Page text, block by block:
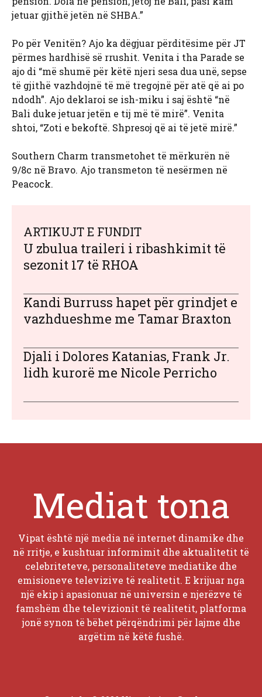
jetuar gjithë jetën në SHBA.”
Po për Venitën? Ajo ka dëgjuar përditësime për JT
përmes hardhisë së rrushit. Venita i tha Parade se
ajo di “më shumë për këtë njeri sesa dua unë, sepse
të gjithë vazhdojnë të më tregojnë për atë që ai po
ndodh”. Ajo deklaroi se ish-miku i saj është “në
Bali duke jetuar jetën e tij më të mirë”. Venita
shtoi, “Zoti e bekoftë. Shpresoj që ai të jetë mirë.”
Southern Charm transmetohet të mërkurën në
9/8c në Bravo. Ajo transmeton të nesërmen në
Peacock.
ARTIKUJT E FUNDIT
U zbulua traileri i ribashkimit të
sezonit 17 të RHOA
Kandi Burruss hapet për grindjet e
vazhdueshme me Tamar Braxton
Djali i Dolores Katanias, Frank Jr.
lidh kurorë me Nicole Perricho
Mediat tona
Vipat është një media në internet dinamike dhe
në rritje, e kushtuar informimit dhe aktualitetit të
celebriteteve, personaliteteve mediatike dhe
emisioneve televizive të realitetit. E krijuar nga
një ekip i apasionuar në universin e njerëzve të
famshëm dhe televizionit të realitetit, platforma
jonë synon të bëhet përqëndrimi për lajme dhe
argëtim në këtë fushë.